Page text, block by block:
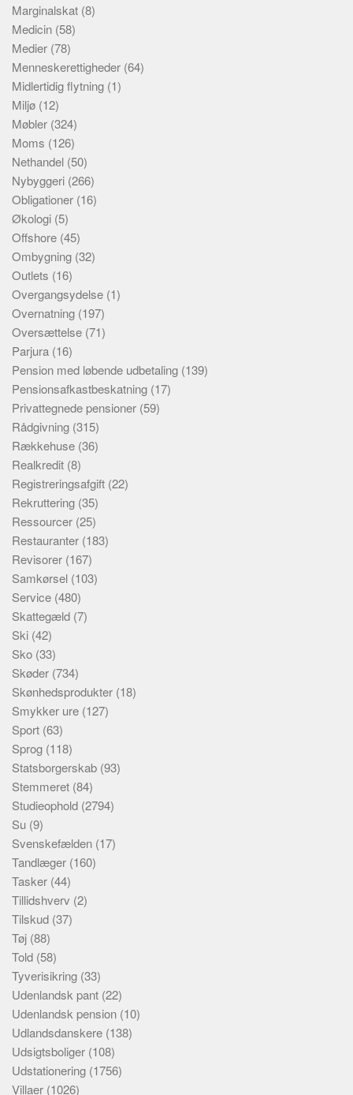
Marginalskat (8)
Medicin (58)
Medier (78)
Menneskerettigheder (64)
Midlertidig flytning (1)
Miljø (12)
Møbler (324)
Moms (126)
Nethandel (50)
Nybyggeri (266)
Obligationer (16)
Økologi (5)
Offshore (45)
Ombygning (32)
Outlets (16)
Overgangsydelse (1)
Overnatning (197)
Oversættelse (71)
Parjura (16)
Pension med løbende udbetaling (139)
Pensionsafkastbeskatning (17)
Privattegnede pensioner (59)
Rådgivning (315)
Rækkehuse (36)
Realkredit (8)
Registreringsafgift (22)
Rekruttering (35)
Ressourcer (25)
Restauranter (183)
Revisorer (167)
Samkørsel (103)
Service (480)
Skattegæld (7)
Ski (42)
Sko (33)
Skøder (734)
Skønhedsprodukter (18)
Smykker ure (127)
Sport (63)
Sprog (118)
Statsborgerskab (93)
Stemmeret (84)
Studieophold (2794)
Su (9)
Svenskefælden (17)
Tandlæger (160)
Tasker (44)
Tillidshverv (2)
Tilskud (37)
Tøj (88)
Told (58)
Tyverisikring (33)
Udenlandsk pant (22)
Udenlandsk pension (10)
Udlandsdanskere (138)
Udsigtsboliger (108)
Udstationering (1756)
Villaer (1026)